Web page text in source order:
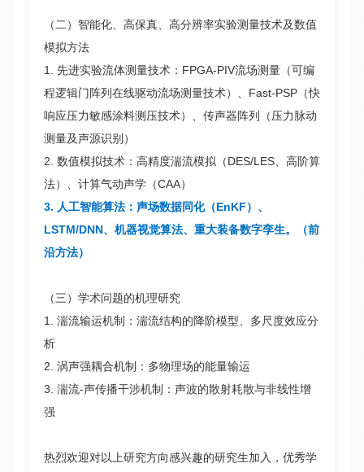
（二）智能化、高保真、高分辨率实验测量技术及数值
模拟方法
1. 先进实验流体测量技术：FPGA-PIV流场测量（可编
程逻辑门阵列在线驱动流场测量技术）、Fast-PSP（快
响应压力敏感涂料测压技术）、传声器阵列（压力脉动
测量及声源识别）
2. 数值模拟技术：高精度湍流模拟（DES/LES、高阶算
法）、计算气动声学（CAA）
3. 人工智能算法：声场数据同化（EnKF）、
LSTM/DNN、机器视觉算法、重大装备数字孪生。
（前
沿方法）
（三）学术问题的机理研究
1. 湍流输运机制：湍流结构的降阶模型、多尺度效应分
析
2. 涡声强耦合机制：多物理场的能量输运
3. 湍流-声传播干涉机制：声波的散射耗散与非线性增
强
热烈欢迎对以上研究方向感兴趣的研究生加入，优秀学